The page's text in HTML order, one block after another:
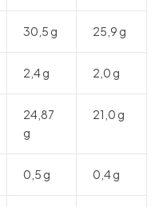
30,5 g 25,9 g
2,4 g 2,0 g
24,87
g
21,0 g
0,5 g 0,4 g